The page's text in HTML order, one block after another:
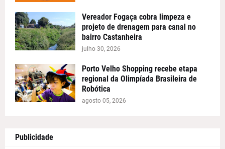
Vereador Fogaça cobra limpeza e
projeto de drenagem para canal no
bairro Castanheira
julho 30, 2026
Porto Velho Shopping recebe etapa
regional da Olimpíada Brasileira de
Robótica
agosto 05, 2026
Publicidade